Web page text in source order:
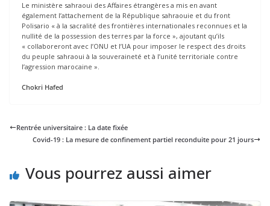
Le ministère sahraoui des Affaires étrangères a mis en avant
également l’attachement de la République sahraouie et du front
Polisario « à la sacralité des frontières internationales reconnues et la
nullité de la possession des terres par la force », ajoutant qu’ils
« collaboreront avec l’ONU et l’UA pour imposer le respect des droits
du peuple sahraoui à la souveraineté et à l’unité territoriale contre
l’agression marocaine ».
Chokri Hafed
Rentrée universitaire : La date fixée
Covid-19 : La mesure de confinement partiel reconduite pour 21 jours
Vous pourrez aussi aimer